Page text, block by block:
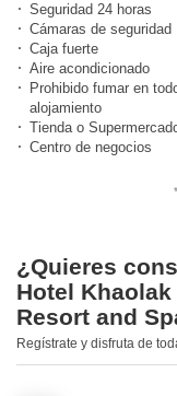
Seguridad 24 horas
Cámaras de seguridad
Caja fuerte
Aire acondicionado
Prohibido fumar en
alojamiento
Tienda o
Centro de negocios
¿Quieres
Hotel
Resort and
Regístrate y disfruta de